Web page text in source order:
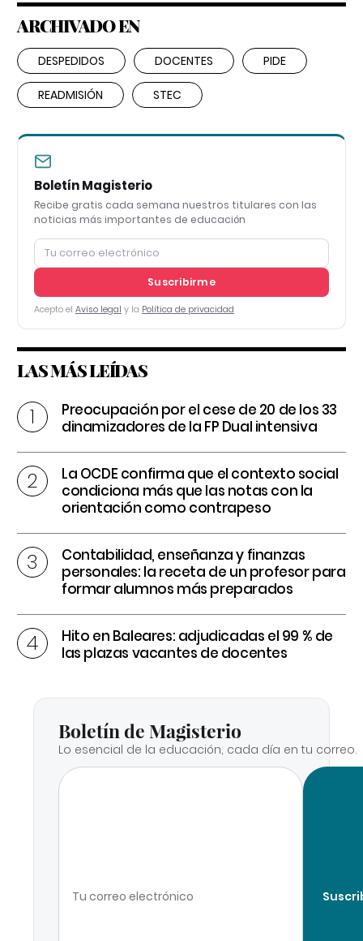
ARCHIVADO EN
DESPEDIDOS DOCENTES PIDE
READMISIÓN STEC
Boletín Magisterio
Recibe gratis cada semana nuestros titulares con las
noticias más importantes de educación
Suscribirme
Acepto el Aviso legal y la Política de privacidad
LAS MÁS LEÍDAS
Preocupación por el cese de 20 de los 33
dinamizadores de la FP Dual intensiva
La OCDE confirma que el contexto social
condiciona más que las notas con la
orientación como contrapeso
Contabilidad, enseñanza y finanzas
personales: la receta de un profesor para
formar alumnos más preparados
Hito en Baleares: adjudicadas el 99 % de
las plazas vacantes de docentes
Boletín de Magisterio
Lo esencial de la educación, cada día en tu correo.